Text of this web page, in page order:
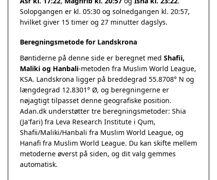
Solopgangen er kl. 05:30 og solnedgangen kl. 20:57,
hvilket giver 15 timer og 27 minutter dagslys.
Beregningsmetode for Landskrona
Bøntiderne på denne side er beregnet med Shafii,
Maliki og Hanbali-metoden fra Muslim World League,
KSA. Landskrona ligger på breddegrad 55.8708° N og
længdegrad 12.8301° Ø, og beregningerne er
nøjagtigt tilpasset denne geografiske position.
Adan.dk understøtter tre beregningsmetoder: Shia
(Ja'fari) fra Leva Research Institute i Qum,
Shafii/Maliki/Hanbali fra Muslim World League, og
Hanafi fra Muslim World League. Du kan skifte mellem
metoderne øverst på siden, og dit valg gemmes
automatisk.